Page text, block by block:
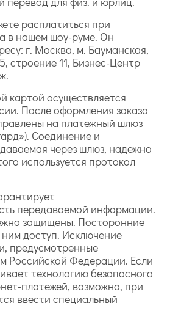
расплатиться при
в нашем шоу-руме. Он
г. Москва, м. Бауманская,
строение 11, Бизнес-Центр
картой осуществляется
После оформления заказа
на платежный шлюз
Соединение и
через шлюз, надежно
используется протокол
передаваемой информации.
защищены. Посторонние
доступ. Исключение
предусмотренные
Российской Федерации. Если
технологию безопасного
платежей, возможно, при
ввести специальный